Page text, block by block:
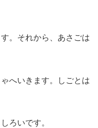
。それから、あさごは
へいきます。しごとは
ろいです。